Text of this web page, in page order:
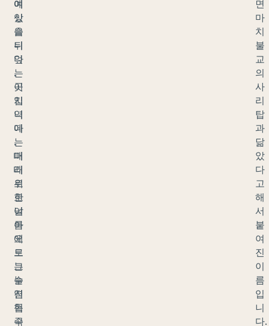
예
상
을
뒤
엎
는
곳
입
니
다
.
때
때
로
한
여
름
에
도
그
늘
진
협
곡
여
있
습
니
다
.
이
지
역
에
는
머
리
위
로
날
아
오
르
는
수
염
독
수
면
마
치
불
교
의
사
리
탑
과
닮
았
다
고
해
서
붙
여
진
이
름
입
니
다.